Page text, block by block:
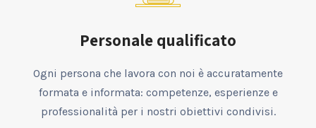
Personale qualificato
Ogni persona che lavora con noi è accuratamente
formata e informata: competenze, esperienze e
professionalità per i nostri obiettivi condivisi.